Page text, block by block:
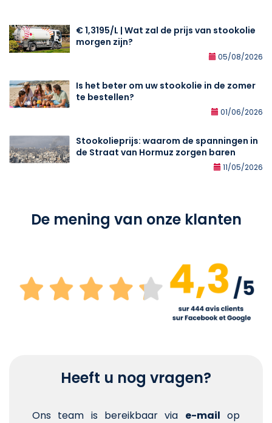
€ 1,3195/L | Wat zal de prijs van stookolie
morgen zijn?
05/08/2026
Is het beter om uw stookolie in de zomer
te bestellen?
01/06/2026
Stookolieprijs: waarom de spanningen in
de Straat van Hormuz zorgen baren
11/05/2026
De mening van onze klanten
Heeft u nog vragen?
Ons team is bereikbaar via e-mail op